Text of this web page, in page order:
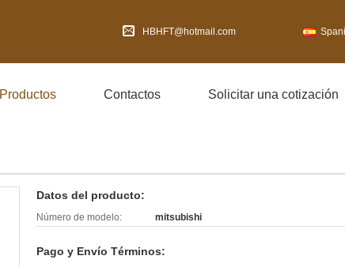
HBHFT@hotmail.com
Productos Contactos Solicitar una cotización
Datos del producto:
Número de modelo: mitsubishi
Pago y Envío Términos: